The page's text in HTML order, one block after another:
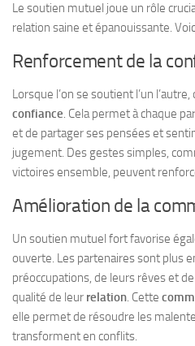
Le soutien mutuel joue un rôle
relation saine et épanouissante.
Renforcement de la
Lorsque l’on se soutient l’un
confiance. Cela permet à chaque
et de partager ses pensées et
jugement. Des gestes simples,
victoires ensemble, peuvent
Amélioration de la
Un soutien mutuel fort favorise
ouverte. Les partenaires sont plus
préoccupations, de leurs rêves et
qualité de leur relation. Cette
elle permet de résoudre les
transforment en conflits.